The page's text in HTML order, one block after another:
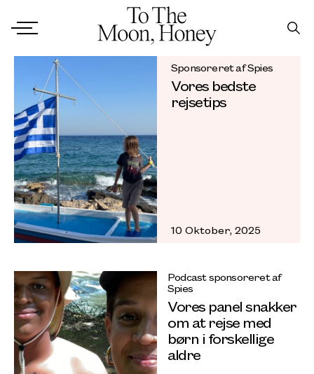
Sponsoreret af Spies
Vores bedste
rejsetips
10 Oktober, 2025
Podcast sponsoreret af
Spies
Vores panel snakker
om at rejse med
børn i forskellige
aldre